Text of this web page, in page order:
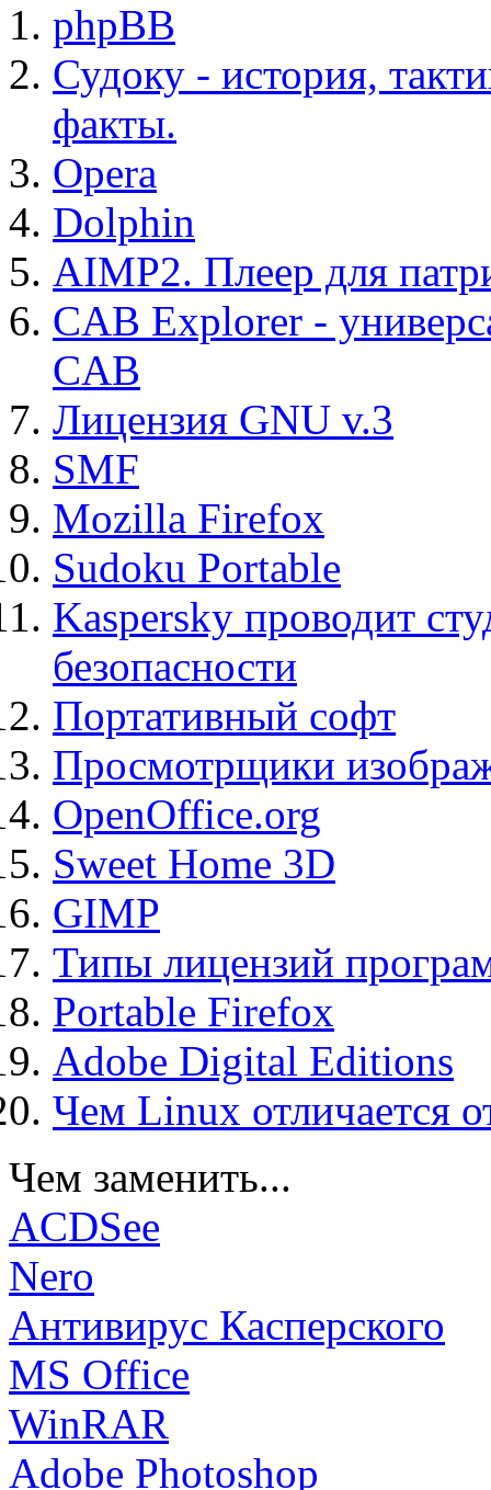
phpBB
Судоку - история,
факты.
Opera
Dolphin
AIMP2. Плеер для
CAB Explorer -
CAB
Лицензия GNU v.3
SMF
Mozilla Firefox
Sudoku Portable
Kaspersky проводит
безопасности
Портативный софт
Просмотрщики
OpenOffice.org
Sweet Home 3D
GIMP
Типы лицензий
Portable Firefox
Adobe Digital Editions
Чем Linux отличается
Чем заменить...
ACDSee
Nero
Антивирус Касперского
MS Office
WinRAR
Adobe Photoshop